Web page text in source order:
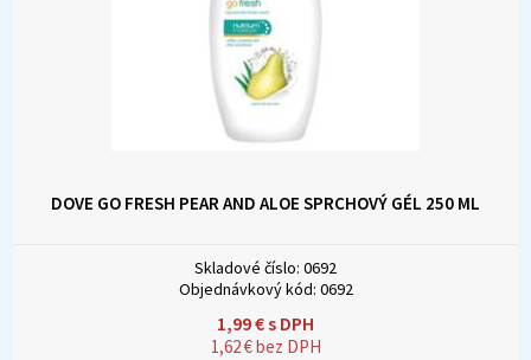
DOVE GO FRESH PEAR AND ALOE SPRCHOVÝ GÉL 250 ML
Skladové číslo: 0692
Objednávkový kód: 0692
1,99€s DPH
1,62€bez DPH